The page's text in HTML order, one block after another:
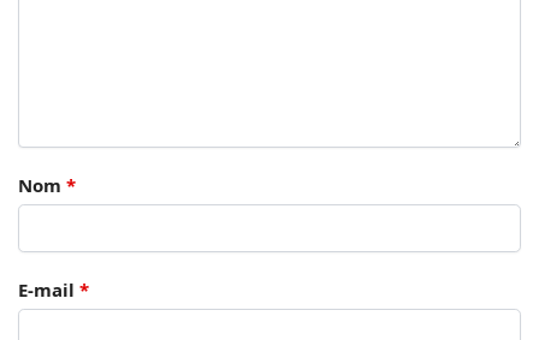
Nom *
E-mail *